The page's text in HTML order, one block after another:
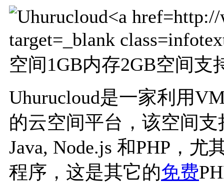
Uhurucloud是一家利用
的云空间平台，该空间支
Java, Node.js 和PHP，尤
程序，这是其它的免费